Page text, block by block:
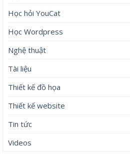
Học hỏi YouCat
Học Wordpress
Nghệ thuật
Tài liệu
Thiết kế đồ họa
Thiết kế website
Tin tức
Videos